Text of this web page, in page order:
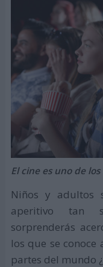
El cine es uno de
Niños y adultos
aperitivo tan
sorprenderás
los que se
partes del mundo